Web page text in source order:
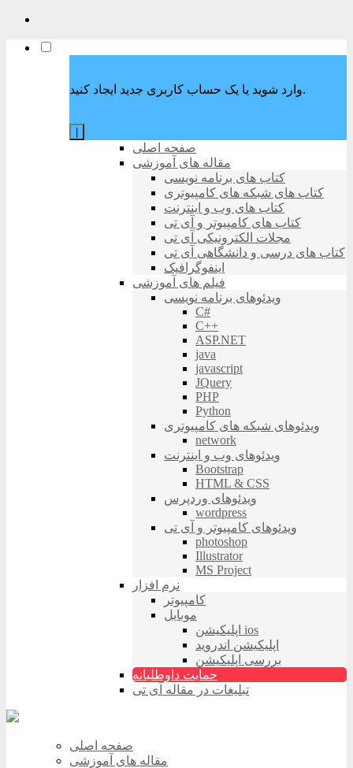
وارد شوید یا یک حساب کاربری جدید ایجاد کنید.
صفحه اصلی
مقاله های آموزشی
کتاب های برنامه نویسی
کتاب های شبکه های کامپیوتری
کتاب های وب و اینترنت
کتاب های کامپیوتر و آی تی
مجلات الکترونیکی آی تی
کتاب های درسی و دانشگاهی آی تی
اینفوگرافیک
فیلم های آموزشی
ویدئوهای برنامه نویسی
C#
C++
ASP.NET
java
javascript
JQuery
PHP
Python
ویدئوهای شبکه های کامپیوتری
network
ویدئوهای وب و اینترنت
Bootstrap
HTML & CSS
ویدئوهای وردپرس
wordpress
ویدئوهای کامپیوتر و آی تی
photoshop
Illustrator
MS Project
نرم افزار
کامپیوتر
موبایل
اپلیکیشن ios
اپلیکیشن اندروید
بررسی اپلیکیشن
حمایت داوطلبانه
تبلیغات در مقاله آی تی
صفحه اصلی
مقاله های آموزشی